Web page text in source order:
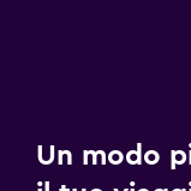
Un modo